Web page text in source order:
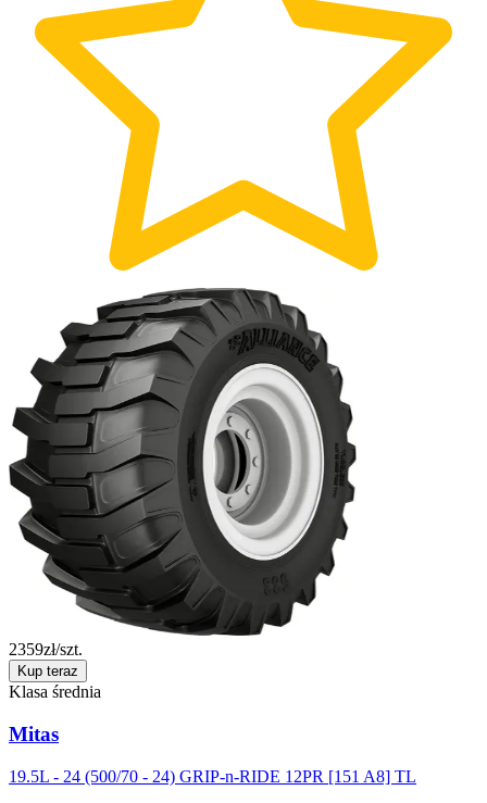
2359zł/szt.
Kup teraz
Klasa średnia
Mitas
19.5L - 24 (500/70 - 24) GRIP-n-RIDE 12PR [151 A8] TL